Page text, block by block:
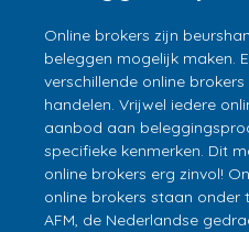
Online brokers zijn
beleggen mogelijk maken.
verschillende online
handelen. Vrijwel iedere
aanbod aan
specifieke kenmerken. Dit
online brokers erg zinvol!
online brokers staan
AFM, de Nederlandse